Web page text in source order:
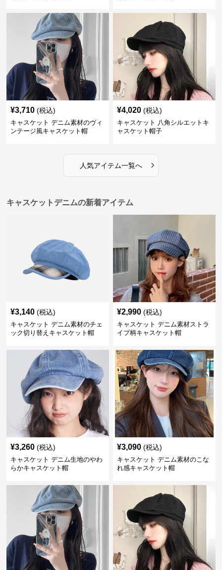
¥3,710 (税込)
キャスケット デニム素材のヴィ
ンテージ風キャスケット帽
¥4,020 (税込)
キャスケット 八角シルエットキ
ャスケット帽子
人気アイテム一覧へ ›
キャスケットデニムの新着アイテム
¥3,140 (税込)
キャスケット デニム素材のチェ
ック切り替えキャスケット帽
¥2,990 (税込)
キャスケット デニム素材ストラ
イプ柄キャスケット帽
¥3,260 (税込)
キャスケット デニム生地のやわ
らかキャスケット帽
¥3,090 (税込)
キャスケット デニム素材のこな
れ感キャスケット帽